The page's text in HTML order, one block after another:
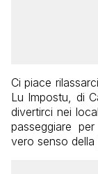
Ci piace
Lu Impostu, di
divertirci nei
passeggiare
vero senso della